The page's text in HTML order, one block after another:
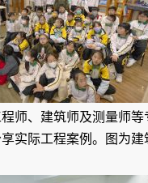
师、建筑师及测量师
实际工程案例。图为